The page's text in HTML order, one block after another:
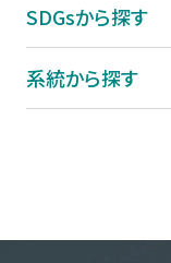
SDGsから探す
系統から探す